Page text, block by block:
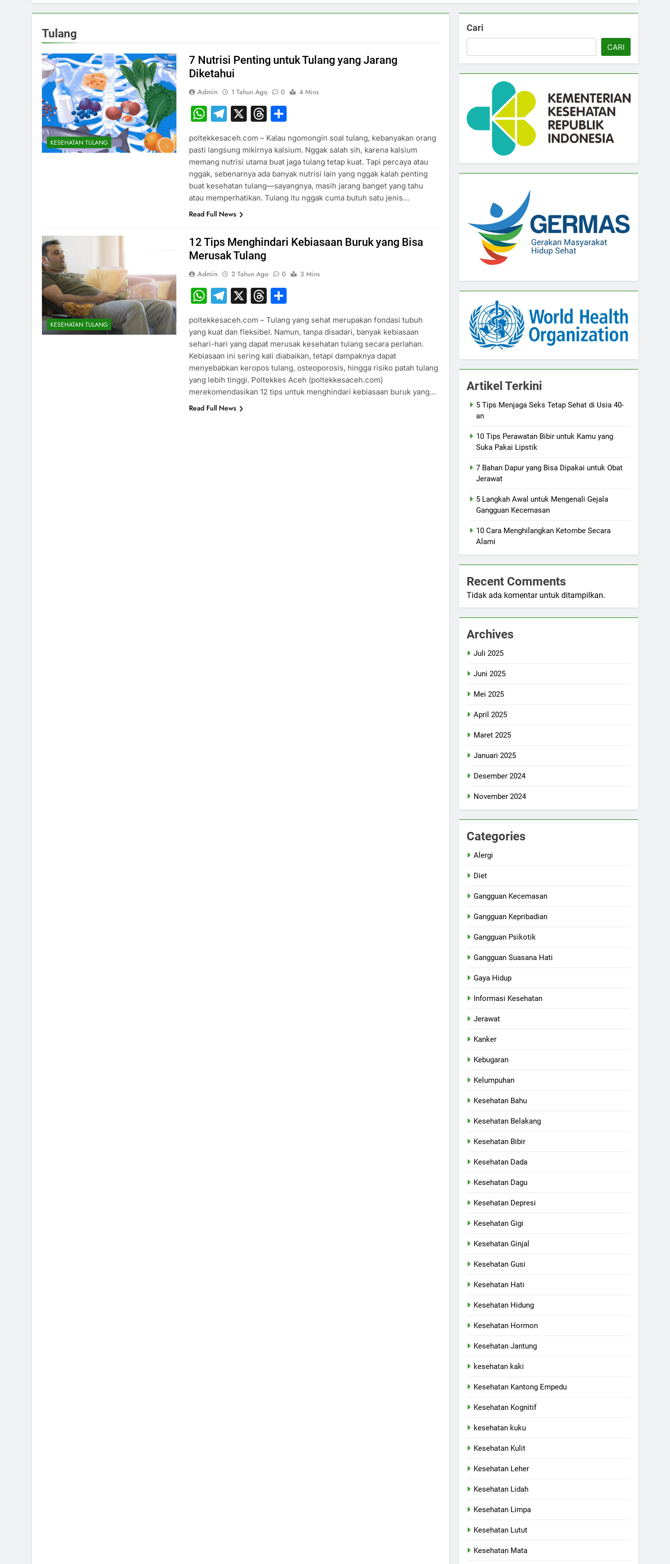
Tulang
KESEHATAN TULANG
7 Nutrisi Penting untuk Tulang yang Jarang
Diketahui
Admin 1 Tahun Ago 0 4 Mins
WhatsApp
Telegram
X Threads
poltekkesaceh.com – Kalau ngomongin soal tulang, kebanyakan orang
pasti langsung mikirnya kalsium. Nggak salah sih, karena kalsium
memang nutrisi utama buat jaga tulang tetap kuat. Tapi percaya atau
nggak, sebenarnya ada banyak nutrisi lain yang nggak kalah penting
buat kesehatan tulang—sayangnya, masih jarang banget yang tahu
atau memperhatikan. Tulang itu nggak cuma butuh satu jenis…
Read Full News
KESEHATAN TULANG
12 Tips Menghindari Kebiasaan Buruk yang Bisa
Merusak Tulang
Admin 2 Tahun Ago 0 3 Mins
WhatsApp
Telegram
X Threads
poltekkesaceh.com – Tulang yang sehat merupakan fondasi tubuh
yang kuat dan fleksibel. Namun, tanpa disadari, banyak kebiasaan
sehari-hari yang dapat merusak kesehatan tulang secara perlahan.
Kebiasaan ini sering kali diabaikan, tetapi dampaknya dapat
menyebabkan keropos tulang, osteoporosis, hingga risiko patah tulang
yang lebih tinggi. Poltekkes Aceh (poltekkesaceh.com)
merekomendasikan 12 tips untuk menghindari kebiasaan buruk yang…
Read Full News
Cari
CARI
Artikel Terkini
5 Tips Menjaga Seks Tetap Sehat di Usia 40-
an
10 Tips Perawatan Bibir untuk Kamu yang
Suka Pakai Lipstik
7 Bahan Dapur yang Bisa Dipakai untuk Obat
Jerawat
5 Langkah Awal untuk Mengenali Gejala
Gangguan Kecemasan
10 Cara Menghilangkan Ketombe Secara
Alami
Recent Comments
Tidak ada komentar untuk ditampilkan.
Archives
Juli 2025
Juni 2025
Mei 2025
April 2025
Maret 2025
Januari 2025
Desember 2024
November 2024
Categories
Alergi
Diet
Gangguan Kecemasan
Gangguan Kepribadian
Gangguan Psikotik
Gangguan Suasana Hati
Gaya Hidup
Informasi Kesehatan
Jerawat
Kanker
Kebugaran
Kelumpuhan
Kesehatan Bahu
Kesehatan Belakang
Kesehatan Bibir
Kesehatan Dada
Kesehatan Dagu
Kesehatan Depresi
Kesehatan Gigi
Kesehatan Ginjal
Kesehatan Gusi
Kesehatan Hati
Kesehatan Hidung
Kesehatan Hormon
Kesehatan Jantung
kesehatan kaki
Kesehatan Kantong Empedu
Kesehatan Kognitif
kesehatan kuku
Kesehatan Kulit
Kesehatan Leher
Kesehatan Lidah
Kesehatan Limpa
Kesehatan Lutut
Kesehatan Mata